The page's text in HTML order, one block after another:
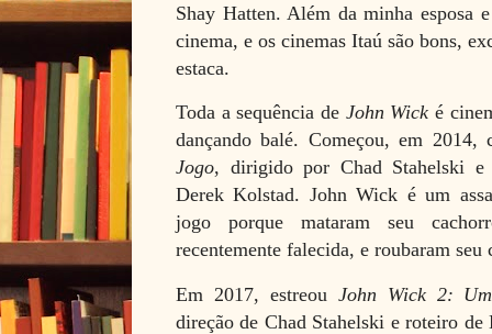
Shay Hatten. Além da minha esposa
cinema, e os cinemas Itaú são bons,
estaca.
Toda a sequência de John Wick é
dançando balé. Começou, em
Jogo, dirigido por Chad Stahelski
Derek Kolstad. John Wick é um
jogo porque mataram seu
recentemente falecida, e roubaram seu
Em 2017, estreou John Wick 2:
direção de Chad Stahelski e roteiro